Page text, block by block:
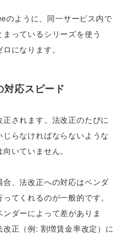
のように、同一サービス内で
っているシリーズを使う
になります。
応スピード
されます。法改正のたびに
らなければならないような
いていません。
合、法改正への対応はベンダ
てくれるのが一般的です。
ダーによって差がありま
正（例: 割増賃金率改定）に